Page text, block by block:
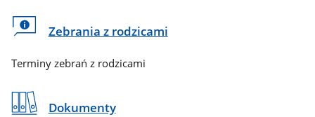
Zebrania z rodzicami
Terminy zebrań z rodzicami
Dokumenty